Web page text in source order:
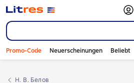
Promo-Code Neuerscheinungen Beliebt
Н. В. Белов